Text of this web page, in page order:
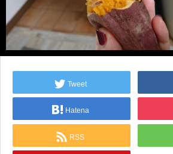
Tweet
Hatena
RSS